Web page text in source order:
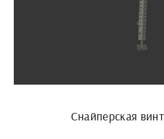
Снайперская